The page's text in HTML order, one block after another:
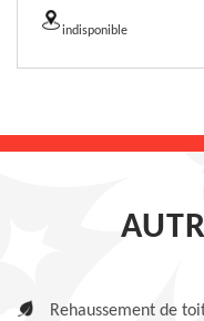
indisponible
Rehaussement de